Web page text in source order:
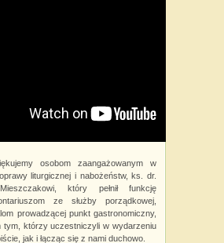
osobom zaangażowanym w
liturgicznej i nabożeństw, ks. dr.
który pełnił funkcję
ze służby porządkowej,
prowadzącej punkt gastronomiczny,
tym, którzy uczestniczyli w wydarzeniu
jak i łącząc się z nami duchowo.